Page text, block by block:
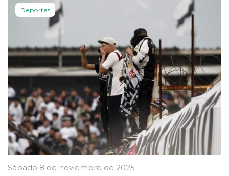
Deportes
Sábado 8 de noviembre de 2025